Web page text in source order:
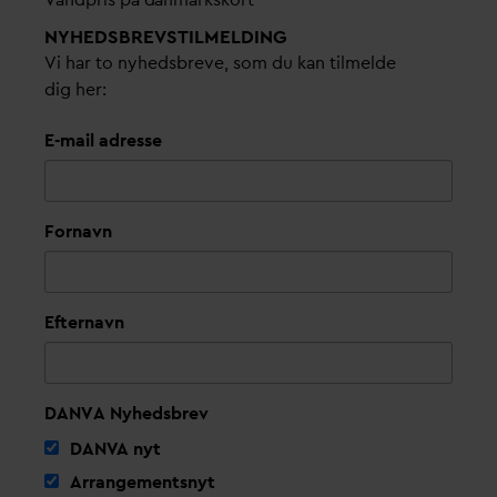
NYHEDSBREVS­TILMELDING
Vi har to nyhedsbreve, som du kan tilmelde
dig her:
E-mail adresse
Fornavn
Efternavn
DANVA Nyhedsbrev
DANVA nyt
Arrangementsnyt